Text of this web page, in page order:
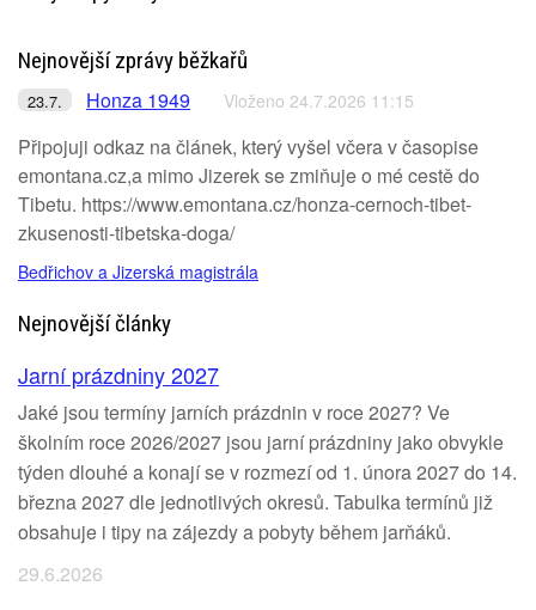
Nejnovější zprávy běžkařů
23.7. Honza 1949 Vloženo 24.7.2026 11:15
Připojuji odkaz na článek, který vyšel včera v časopise
emontana.cz,a mimo Jizerek se zmiňuje o mé cestě do
Tibetu. https://www.emontana.cz/honza-cernoch-tibet-
zkusenosti-tibetska-doga/
Bedřichov a Jizerská magistrála
Nejnovější články
Jarní prázdniny 2027
Jaké jsou termíny jarních prázdnin v roce 2027? Ve
školním roce 2026/2027 jsou jarní prázdniny jako obvykle
týden dlouhé a konají se v rozmezí od 1. února 2027 do 14.
března 2027 dle jednotlivých okresů. Tabulka termínů již
obsahuje i tipy na zájezdy a pobyty během jarňáků.
29.6.2026